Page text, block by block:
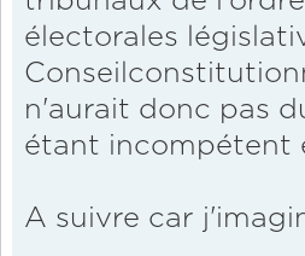
électorales
n'aurait donc pas
étant incompétent
A suivre car